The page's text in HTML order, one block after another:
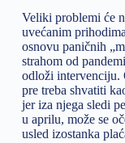
Veliki problemi će
uvećanim
osnovu paničnih
strahom od
odloži intervenciju.
pre treba shvatiti
jer iza njega sledi
u aprilu, može se
usled izostanka